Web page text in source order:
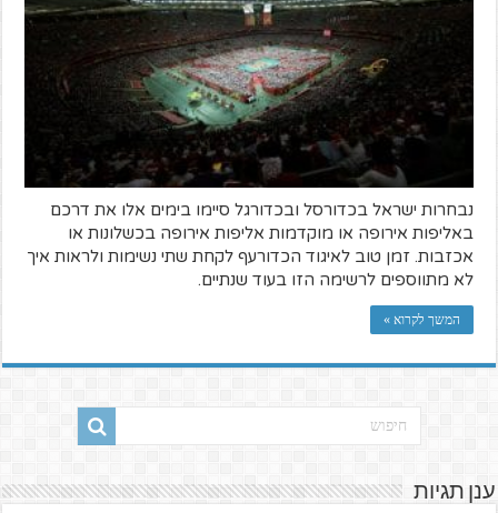
נבחרות ישראל בכדורסל ובכדורגל סיימו בימים אלו את דרכם
באליפות אירופה או מוקדמות אליפות אירופה בכשלונות או
אכזבות. זמן טוב לאיגוד הכדורעף לקחת שתי נשימות ולראות איך
לא מתווספים לרשימה הזו בעוד שנתיים.
המשך לקרוא »
ענן תגיות